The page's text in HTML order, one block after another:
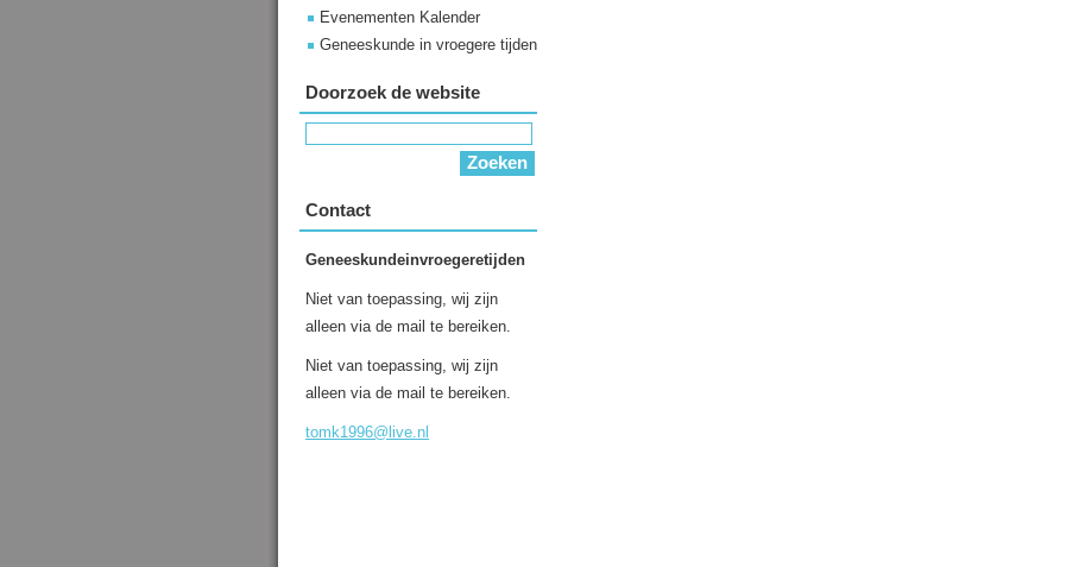
Evenementen Kalender
Geneeskunde in vroegere tijden
Doorzoek de website
Contact
Geneeskundeinvroegeretijden
Niet van toepassing, wij zijn
alleen via de mail te bereiken.
Niet van toepassing, wij zijn
alleen via de mail te bereiken.
tomk1996@live.nl